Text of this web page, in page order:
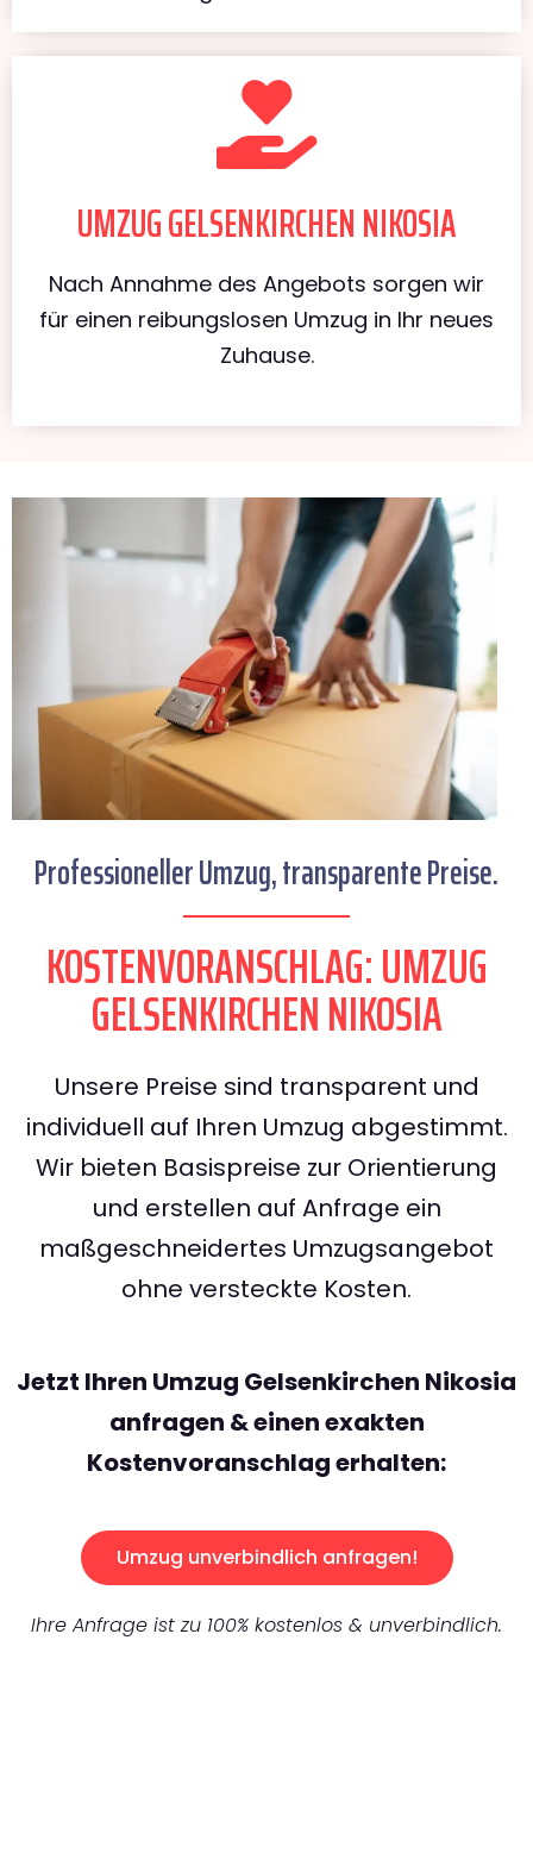
UMZUG GELSENKIRCHEN NIKOSIA
Nach Annahme des Angebots sorgen wir
für einen reibungslosen Umzug in Ihr neues
Zuhause.
Professioneller Umzug, transparente Preise.
KOSTENVORANSCHLAG: UMZUG
GELSENKIRCHEN NIKOSIA
Unsere Preise sind transparent und
individuell auf Ihren Umzug abgestimmt.
Wir bieten Basispreise zur Orientierung
und erstellen auf Anfrage ein
maßgeschneidertes Umzugsangebot
ohne versteckte Kosten.
Jetzt Ihren Umzug Gelsenkirchen Nikosia
anfragen & einen exakten
Kostenvoranschlag erhalten:
Umzug unverbindlich anfragen!
Ihre Anfrage ist zu 100% kostenlos & unverbindlich.